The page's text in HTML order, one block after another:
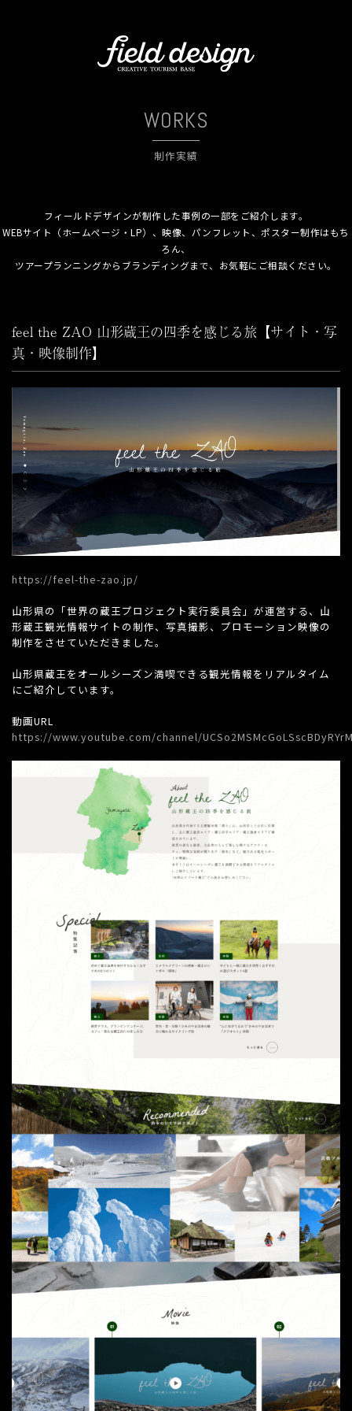
WORKS
制作実績
フィールドデザインが制作した事例の一部をご紹介します。
WEBサイト（ホームページ・LP）、映像、パンフレット、ポスター制作はもち
ろん、
ツアープランニングからブランディングまで、お気軽にご相談ください。
feel the ZAO 山形蔵王の四季を感じる旅【サイト・写
真・映像制作】
https://feel-the-zao.jp/
山形県の「世界の蔵王プロジェクト実行委員会」が運営する、山
形蔵王観光情報サイトの制作、写真撮影、プロモーション映像の
制作をさせていただきました。
山形県蔵王をオールシーズン満喫できる観光情報をリアルタイム
にご紹介しています。
動画URL
https://www.youtube.com/channel/